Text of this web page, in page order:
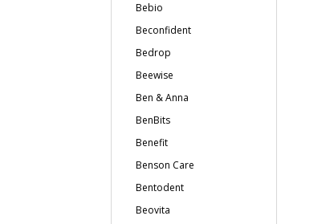
Bebio
Beconfident
Bedrop
Beewise
Ben & Anna
BenBits
Benefit
Benson Care
Bentodent
Beovita